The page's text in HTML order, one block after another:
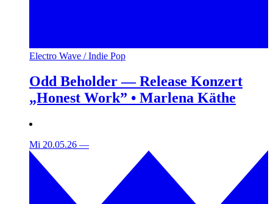
Electro Wave / Indie Pop
Odd Beholder — Release Konzert
„Honest Work” • Marlena Käthe
Mi 20.05.26 —